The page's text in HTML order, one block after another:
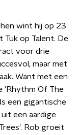
wint hij op 23
Tuk op Talent. De
voor drie
maar met
Want met een
'Rhythm Of The
een gigantische
een aardige
Rob groeit